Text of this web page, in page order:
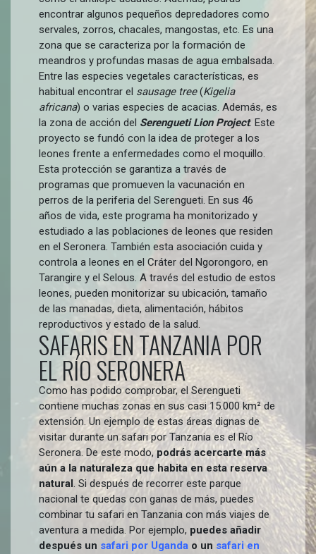
encontrar algunos pequeños depredadores como
servales, zorros, chacales, mangostas, etc. Es una
zona que se caracteriza por la formación de
meandros y profundas masas de agua embalsada.
Entre las especies vegetales características, es
habitual encontrar el sausage tree(Kigelia
africana) o varias especies de acacias. Además, es
la zona de acción del Serengueti Lion Project. Este
proyecto se fundó con la idea de proteger a los
leones frente a enfermedades como el moquillo.
Esta protección se garantiza a través de
programas que promueven la vacunación en
perros de la periferia del Serengueti. En sus 46
años de vida, este programa ha monitorizado y
estudiado a las poblaciones de leones que residen
en el Seronera. También esta asociación cuida y
controla a leones en el Cráter del Ngorongoro, en
Tarangire y el Selous. A través del estudio de estos
leones, pueden monitorizar su ubicación, tamaño
de las manadas, dieta, alimentación, hábitos
reproductivos y estado de la salud.
SAFARIS EN TANZANIA POR
EL RÍO SERONERA
Como has podido comprobar, el Serengueti
contiene muchas zonas en sus casi 15.000 km² de
extensión. Un ejemplo de estas áreas dignas de
visitar durante un safari por Tanzania es el Río
Seronera. De este modo,podrás acercarte más
aún a la naturaleza que habita en esta reserva
natural. Si después de recorrer este parque
nacional te quedas con ganas de más, puedes
combinar tu safari en Tanzania con más viajes de
aventura a medida. Por ejemplo, puedes añadir
después un safari por Uganda o un safari en